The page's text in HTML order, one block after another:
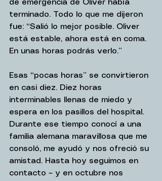
de emergencia de Oliver había
terminado. Todo lo que me dijeron
fue: “Salió lo mejor posible. Oliver
está estable, ahora está en coma.
En unas horas podrás verlo.”
Esas “pocas horas” se convirtieron
en casi diez. Diez horas
interminables llenas de miedo y
espera en los pasillos del hospital.
Durante ese tiempo conocí a una
familia alemana maravillosa que me
consoló, me ayudó y nos ofreció su
amistad. Hasta hoy seguimos en
contacto – y en octubre nos